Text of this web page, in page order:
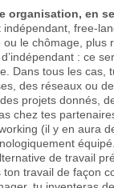
organisation, en
free-
le chômage, plus
: ce
Dans tous les cas,
des réseaux ou
projets donnés,
chez tes
(il y en aura
de travail
travail de façon